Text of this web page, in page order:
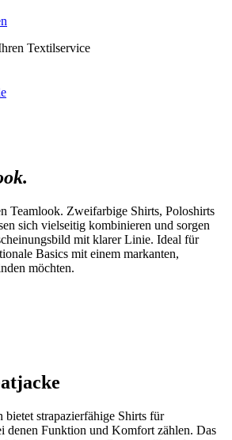
Textilservice
Teamlook. Zweifarbige Shirts, Poloshirts
sich vielseitig kombinieren und sorgen
mit klarer Linie. Ideal für
Basics mit einem markanten,
möchten.
strapazierfähige Shirts für
denen Funktion und Komfort zählen. Das